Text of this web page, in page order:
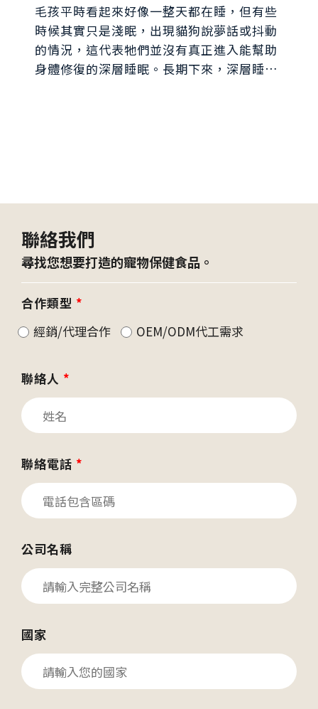
毛孩平時看起來好像一整天都在睡，但有些
時候其實只是淺眠，出現貓狗說夢話或抖動
的情況，這代表牠們並沒有真正進入能幫助
身體修復的深層睡眠。長期下來，深層睡眠
聯絡我們
尋找您想要打造的寵物保健食品。
合作類型 *
經銷/代理合作
OEM/ODM代工需求
聯絡人 *
聯絡電話 *
公司名稱
國家